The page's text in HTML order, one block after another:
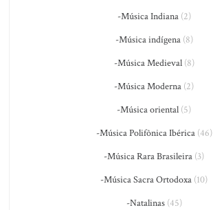
-Música Indiana(2)
-Música indígena(8)
-Música Medieval(8)
-Música Moderna (2)
-Música oriental (5)
-Música Polifônica Ibérica(46)
-Música Rara Brasileira (3)
-Música Sacra Ortodoxa (10)
-Natalinas(45)